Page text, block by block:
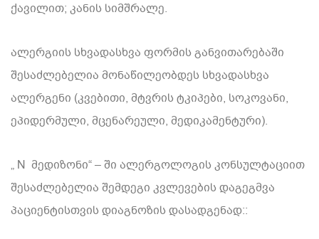
ქავილით; კანის სიმშრალე.
ალერგიის სხვადასხვა ფორმის განვითარებაში
შესაძლებელია მონაწილეობდეს სხვადასხვა
ალერგენი (კვებითი, მტვრის ტკიპები, სოკოვანი,
ეპიდერმული, მცენარეული, მედიკამენტური).
„ N მედიზონი“ – ში ალერგოლოგის კონსულტაციით
შესაძლებელია შემდეგი კვლევების დაგეგმვა
პაციენტისთვის დიაგნოზის დასადგენად::